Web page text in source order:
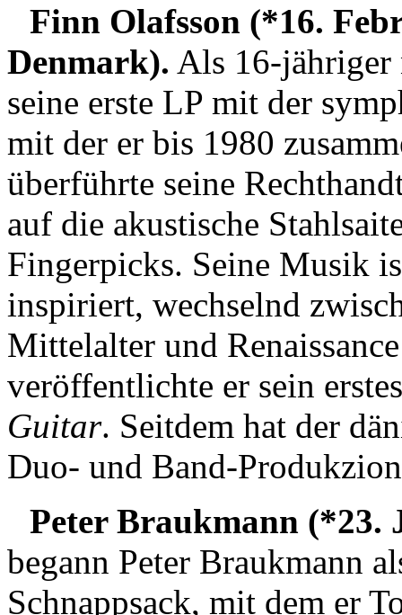
Finn Olafsson (*16.
Denmark). Als 16-jähriger
seine erste LP mit der
mit der er bis 1980
überführte seine
auf die akustische
Fingerpicks. Seine Musik
inspiriert, wechselnd
Mittelalter und
veröffentlichte er sein
Guitar. Seitdem hat der
Duo- und Band-
Peter Braukmann (*23.
begann Peter Braukmann
Schnappsack, mit dem er